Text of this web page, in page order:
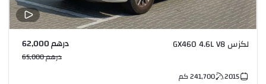
لكزس GX460 4.6L V8 درهم 62,000
درهم 65,000
2015
241,700كم